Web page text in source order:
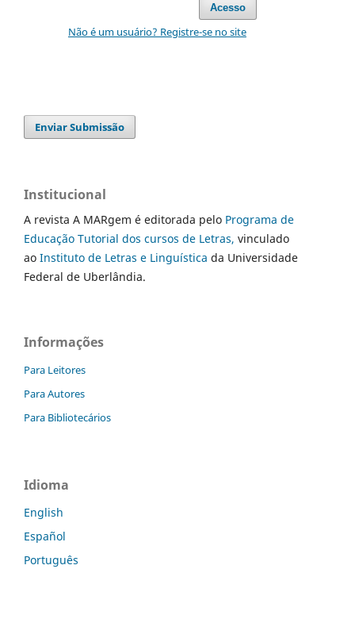
Acesso
Não é um usuário? Registre-se no site
Enviar Submissão
Institucional
A revista A MARgem é editorada pelo Programa de
Educação Tutorial dos cursos de Letras, vinculado
ao Instituto de Letras e Linguística da Universidade
Federal de Uberlândia.
Informações
Para Leitores
Para Autores
Para Bibliotecários
Idioma
English
Español
Português